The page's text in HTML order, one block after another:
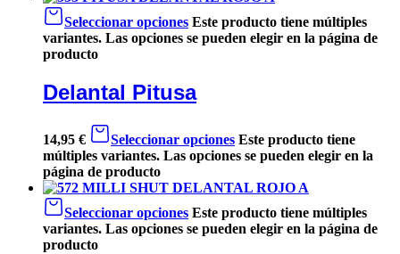
Seleccionar opciones Este producto tiene múltiples
variantes. Las opciones se pueden elegir en la página de
producto
Delantal Pitusa
14,95 € Seleccionar opciones Este producto tiene
múltiples variantes. Las opciones se pueden elegir en la
página de producto
Seleccionar opciones Este producto tiene múltiples
variantes. Las opciones se pueden elegir en la página de
producto